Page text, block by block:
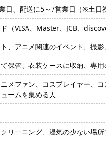
日、配送に5～7営業日（※土日
（VISA、Master、JCB、
、アニメ関連のイベント、撮
保管、衣装ケースに収納、専
メファン、コスプレイヤー、
ームを集める人
リーニング、湿気の少ない場